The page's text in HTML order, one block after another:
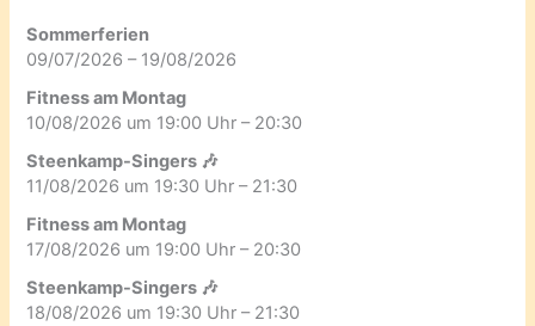
Sommerferien
09/07/2026 – 19/08/2026
Fitness am Montag
10/08/2026 um 19:00 Uhr – 20:30
Steenkamp-Singers 🎶
11/08/2026 um 19:30 Uhr – 21:30
Fitness am Montag
17/08/2026 um 19:00 Uhr – 20:30
Steenkamp-Singers 🎶
18/08/2026 um 19:30 Uhr – 21:30